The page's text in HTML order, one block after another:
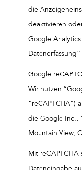
die
deaktivieren
Google
Google
Wir nutzen
“reCAPTCHA”)
die Google Inc.,
Mountain View,
Mit